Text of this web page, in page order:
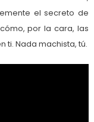
el secreto de
por la cara, las
ti. Nada machista, tú.